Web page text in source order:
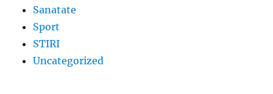
Sanatate
Sport
STIRI
Uncategorized